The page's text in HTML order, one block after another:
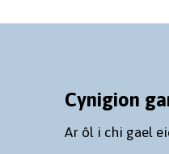
Cynigion
Ar ôl i chi gael